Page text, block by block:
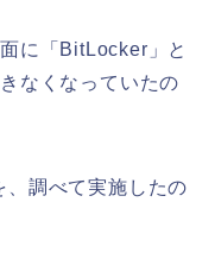
に「BitLocker」と
なくなっていたの
調べて実施したの